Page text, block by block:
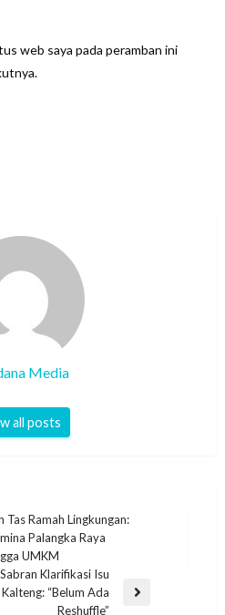
web saya pada peramban ini
Media
all posts
Tas Ramah Lingkungan:
Palangka Raya
UMKM
Klarifikasi Isu
“Belum Ada
Reshuffle”